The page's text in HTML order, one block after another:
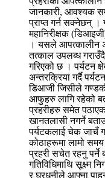
जानकारी, आवश्यक
प्राप्त गर्न सक्नेछन् ।
महानिरीक्षक
। यसले आपत्कालीन
तत्काल उपलब्ध गराउँदै
गरिएको छ । पर्यटन
अन्तरक्रिया गर्दै
डिआजी जिसीले
आफुहरु लागि रहेको
प्रहरीहरु समेत
खानतलासी नगर्ने
पर्यटकलाई चेक जाचँ
कोठाहरूमा लामो
प्रहरी सचेत रहनु
गतिविधिमाथि सूक्ष्म
र घरधनीले आफ्ना